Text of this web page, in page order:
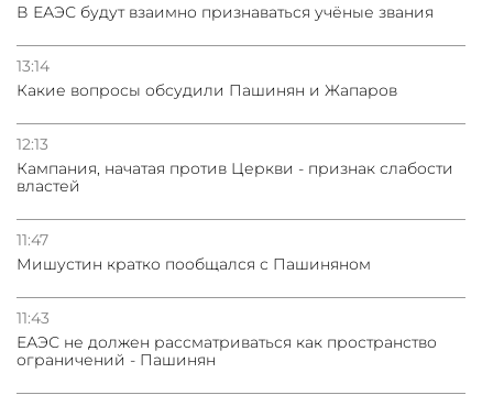
В ЕАЭС будут взаимно признаваться учёные звания
13:14
Какие вопросы обсудили Пашинян и Жапаров
12:13
Кампания, начатая против Церкви - признак слабости
властей
11:47
Мишустин кратко пообщался с Пашиняном
11:43
ЕАЭС не должен рассматриваться как пространство
ограничений - Пашинян